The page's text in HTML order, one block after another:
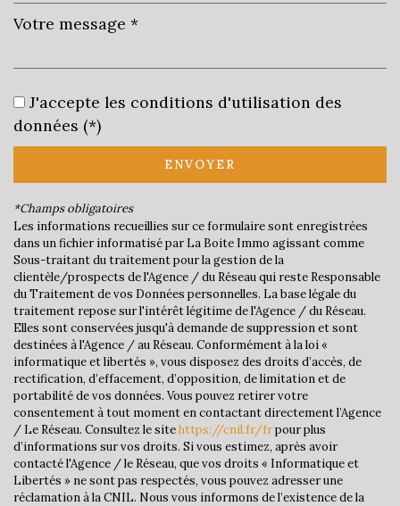
Collège
Mairie
statistiques
Nombre d'habitants
2 025
Propriétaires (vs. locataires)
Taxe habitation
9,36 %
Taxe foncière
32,35 %
Habitants de moins de 25 ans
Habitants de 25 à 55 ans
34,72 %
Habitants de plus de 55 ans
42,86 %
J'accepte les conditions d'utilisation des
données (*)
ENVOYER
*Champs obligatoires
Les informations recueillies sur ce formulaire sont enregistrées
dans un fichier informatisé par La Boite Immo agissant comme
Sous-traitant du traitement pour la gestion de la
clientèle/prospects de l'Agence / du Réseau qui reste Responsable
du Traitement de vos Données personnelles. La base légale du
traitement repose sur l'intérêt légitime de l'Agence / du Réseau.
Elles sont conservées jusqu'à demande de suppression et sont
destinées à l'Agence / au Réseau. Conformément à la loi «
informatique et libertés », vous disposez des droits d’accès, de
rectification, d’effacement, d’opposition, de limitation et de
portabilité de vos données. Vous pouvez retirer votre
consentement à tout moment en contactant directement l’Agence
/ Le Réseau. Consultez le sitehttps://cnil.fr/frpour plus
d’informations sur vos droits. Si vous estimez, après avoir
contacté l'Agence / le Réseau, que vos droits « Informatique et
Libertés » ne sont pas respectés, vous pouvez adresser une
réclamation à la CNIL. Nous vous informons de l’existence de la